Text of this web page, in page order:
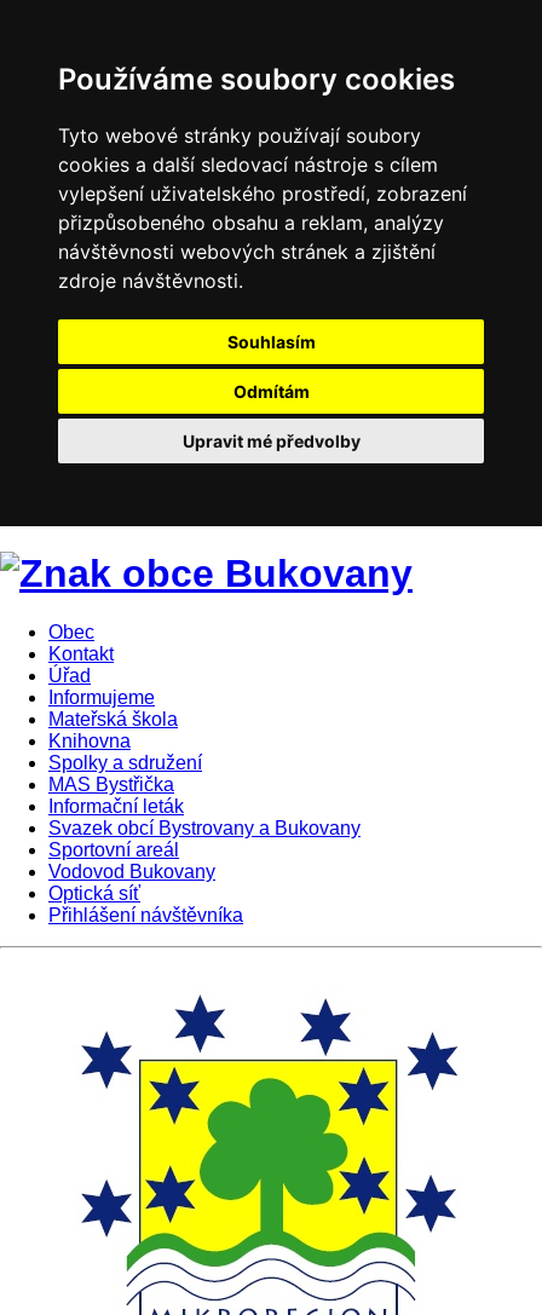
Používáme soubory cookies
Tyto webové stránky používají soubory
cookies a další sledovací nástroje s cílem
vylepšení uživatelského prostředí, zobrazení
přizpůsobeného obsahu a reklam, analýzy
návštěvnosti webových stránek a zjištění
zdroje návštěvnosti.
Souhlasím
Odmítám
Upravit mé předvolby
Obec
Kontakt
Úřad
Informujeme
Mateřská škola
Knihovna
Spolky a sdružení
MAS Bystřička
Informační leták
Svazek obcí Bystrovany a Bukovany
Sportovní areál
Vodovod Bukovany
Optická síť
Přihlášení návštěvníka